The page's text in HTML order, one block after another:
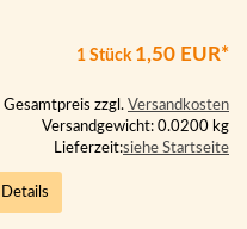
1 Stück 1,50 EUR*
Gesamtpreis zzgl. Versandkosten
Versandgewicht: 0.0200 kg
Lieferzeit:siehe Startseite
Details